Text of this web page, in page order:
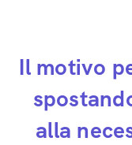
Il motivo
alla